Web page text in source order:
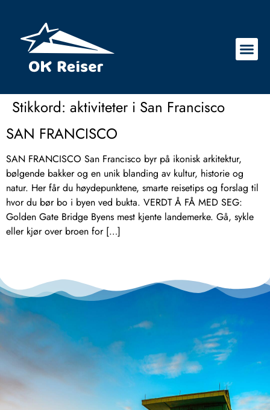
Stikkord: aktiviteter i San Francisco
SAN FRANCISCO
SAN FRANCISCO San Francisco byr på ikonisk arkitektur,
bølgende bakker og en unik blanding av kultur, historie og
natur. Her får du høydepunktene, smarte reisetips og forslag til
hvor du bør bo i byen ved bukta. VERDT Å FÅ MED SEG:
Golden Gate Bridge Byens mest kjente landemerke. Gå, sykle
eller kjør over broen for […]